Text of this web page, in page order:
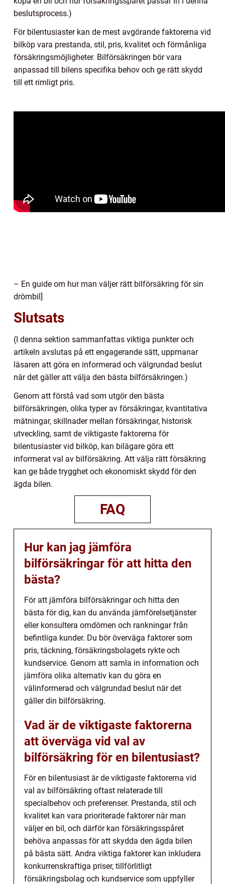
beslutsprocess.)
För bilentusiaster kan de mest avgörande faktorerna vid
bilköp vara prestanda, stil, pris, kvalitet och förmånliga
försäkringsmöjligheter. Bilförsäkringen bör vara
anpassad till bilens specifika behov och ge rätt skydd
till ett rimligt pris.
– En guide om hur man väljer rätt bilförsäkring för sin
drömbil]
Slutsats
(I denna sektion sammanfattas viktiga punkter och
artikeln avslutas på ett engagerande sätt, uppmanar
läsaren att göra en informerad och välgrundad beslut
när det gäller att välja den bästa bilförsäkringen.)
Genom att förstå vad som utgör den bästa
bilförsäkringen, olika typer av försäkringar, kvantitativa
mätningar, skillnader mellan försäkringar, historisk
utveckling, samt de viktigaste faktorerna för
bilentusiaster vid bilköp, kan bilägare göra ett
informerat val av bilförsäkring. Att välja rätt försäkring
kan ge både trygghet och ekonomiskt skydd för den
ägda bilen.
FAQ
Hur kan jag jämföra
bilförsäkringar för att hitta den
bästa?
För att jämföra bilförsäkringar och hitta den
bästa för dig, kan du använda jämförelsetjänster
eller konsultera omdömen och rankningar från
befintliga kunder. Du bör överväga faktorer som
pris, täckning, försäkringsbolagets rykte och
kundservice. Genom att samla in information och
jämföra olika alternativ kan du göra en
välinformerad och välgrundad beslut när det
gäller din bilförsäkring.
Vad är de viktigaste faktorerna
att överväga vid val av
bilförsäkring för en bilentusiast?
För en bilentusiast är de viktigaste faktorerna vid
val av bilförsäkring oftast relaterade till
specialbehov och preferenser. Prestanda, stil och
kvalitet kan vara prioriterade faktorer när man
väljer en bil, och därför kan försäkringsspåret
behöva anpassas för att skydda den ägda bilen
på bästa sätt. Andra viktiga faktorer kan inkludera
konkurrenskraftiga priser, tillförlitligt
försäkringsbolag och kundservice som uppfyller